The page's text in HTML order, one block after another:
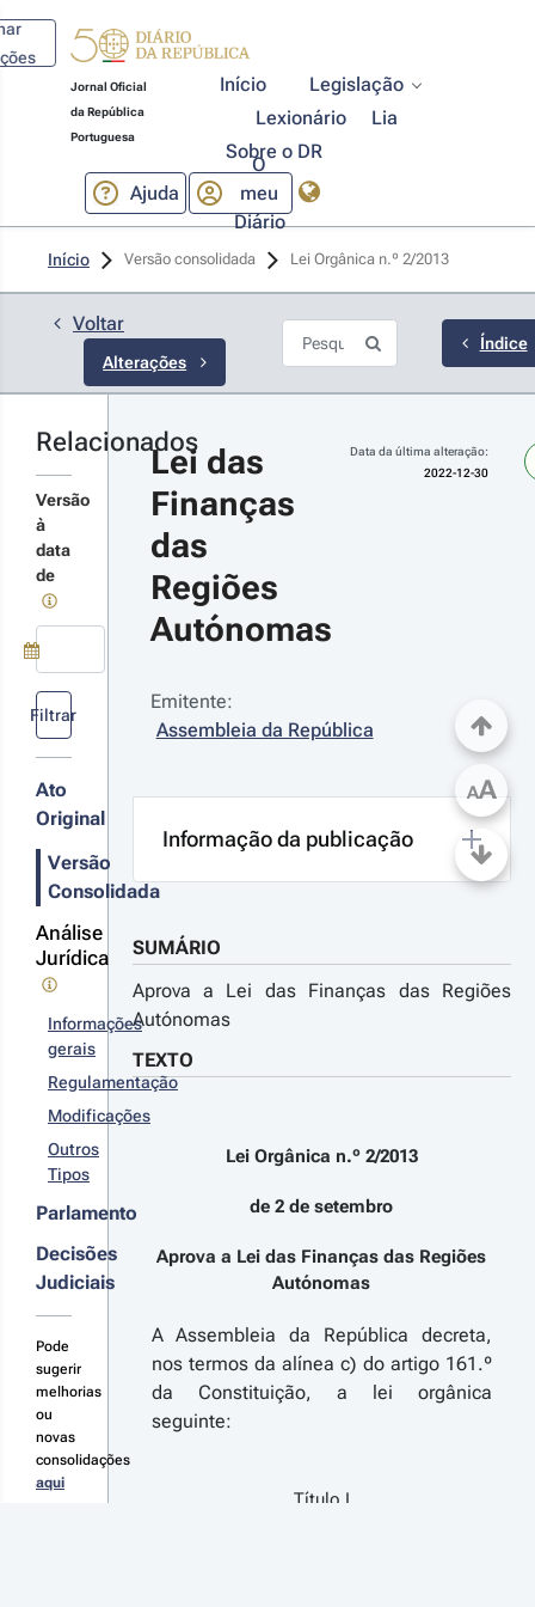
Jornal Oficial
da República
Portuguesa
Início
Legislação
Lexionário
Lia
Sobre o DR
Ajuda
O
meu
Diário
Início Versão consolidada Lei Orgânica n.º 2/2013
Voltar
Alterações
n.º
2023
06-
2022 -
Série
2022
12-
Estado
2021
07-
Índice
Relacionados
Versão
à
data
de
Filtrar
Ato
Original
Versão
Consolidada
Análise
Jurídica
Informações
gerais
Regulamentação
Modificações
Outros
Tipos
Parlamento
Decisões
Judiciais
Pode
sugerir
melhorias
ou
novas
consolidações
aqui
Lei das
Finanças
das
Regiões
Autónomas
Data da última alteração:
2022-12-30
Emitente:
Assembleia da República
Informação da publicação
SUMÁRIO
Aprova a Lei das Finanças das Regiões
Autónomas
TEXTO
Lei Orgânica n.º 2/2013
de 2 de setembro
Aprova a Lei das Finanças das Regiões
Autónomas
A Assembleia da República decreta,
nos termos da alínea c) do artigo 161.º
da Constituição, a lei orgânica
seguinte:
Título I
AA